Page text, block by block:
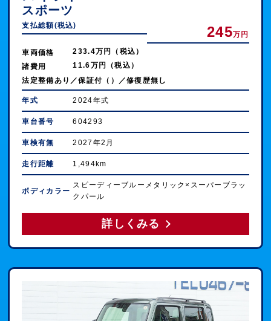
スポーツ
支払総額(税込) 245万円
車両価格
233.4万円（税込）
諸費用
11.6万円（税込）
法定整備あり／保証付（）／修復歴無し
年式 2024年式
車台番号 604293
車検有無 2027年2月
走行距離 1,494km
ボディカラー
スピーディーブルーメタリック×スーパーブラッ
クパール
詳しくみる